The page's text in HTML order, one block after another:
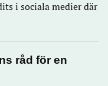
i sociala medier där
råd för en